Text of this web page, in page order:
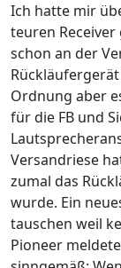
Ich hatte mir
teuren
schon an der
Ordnung aber
für die FB und
Versandriese
zumal das
wurde. Ein
tauschen weil
Pioneer